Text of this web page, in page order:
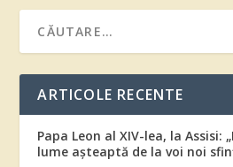
ARTICOLE RECENTE
Papa Leon al XIV-lea, la Assisi:
lume așteaptă de la voi noi